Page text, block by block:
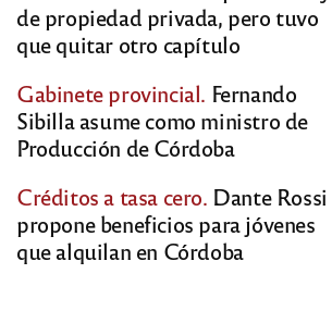
de propiedad privada, pero tuvo
que quitar otro capítulo
Gabinete provincial. Fernando
Sibilla asume como ministro de
Producción de Córdoba
Créditos a tasa cero. Dante Rossi
propone beneficios para jóvenes
que alquilan en Córdoba